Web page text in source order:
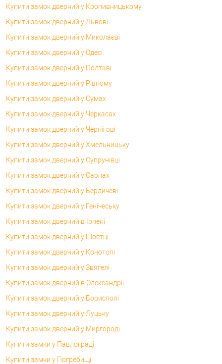
Купити замок дверний у Кропивницькому
Купити замок дверний у Львові
Купити замок дверний у Миколаєві
Купити замок дверний у Одесі
Купити замок дверний у Полтаві
Купити замок дверний у Рівному
Купити замок дверний у Сумах
Купити замок дверний у Черкасах
Купити замок дверний у Чернігові
Купити замок дверний у Хмельницьку
Купити замок дверний у Супрунівці
Купити замок дверний у Сарнах
Купити замок дверний у Бердичеві
Купити замок дверний у Генічеську
Купити замок дверний в Ірпені
Купити замок дверний у Шостці
Купити замок дверний у Конотопі
Купити замок дверний у Звягелі
Купити замок дверний в Олександрії
Купити замок дверний у Борисполі
Купити замок дверний у Луцьку
Купити замок дверний у Миргороді
Купити замки у Павлограді
Купити замки у Погребищі